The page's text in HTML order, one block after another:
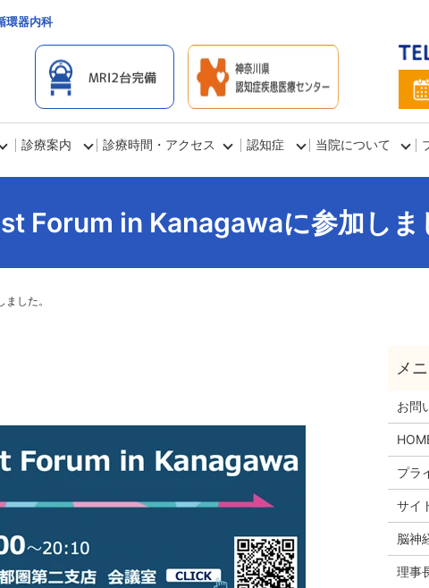
環器内科
診療案内 診療時間・アクセス 認知症 当院について
Forum in Kanagawaに参加しま
した。
お問
プラ
サイ
脳神
理事